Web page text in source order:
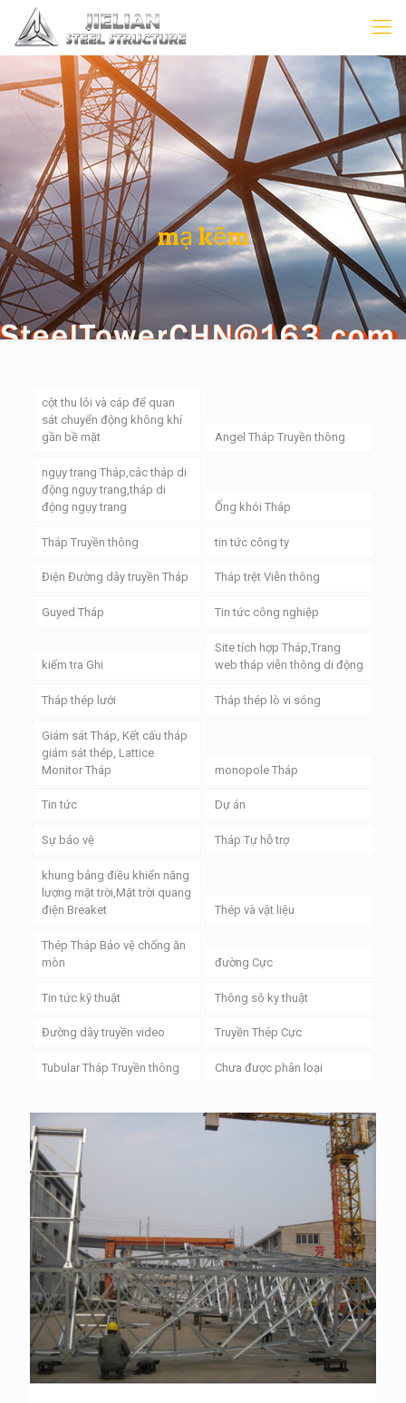
mạ kẽm
cột thu lôi và cáp để quan
sát chuyển động không khí
gần bề mặt
Angel Tháp Truyền thông
ngụy trang Tháp,các tháp di
động ngụy trang,tháp di
động ngụy trang
Ống khói Tháp
Tháp Truyền thông tin tức công ty
Điện Đường dây truyền Tháp Tháp trệt Viễn thông
Guyed Tháp Tin tức công nghiệp
kiểm tra Ghi
Site tích hợp Tháp,Trang
web tháp viễn thông di động
Tháp thép lưới Tháp thép lò vi sóng
Giám sát Tháp, Kết cấu tháp
giám sát thép, Lattice
Monitor Tháp
monopole Tháp
Tin tức Dự án
Sự bảo vệ Tháp Tự hỗ trợ
khung bảng điều khiển năng
lượng mặt trời,Mặt trời quang
điện Breaket
Thép và vật liệu
Thép Tháp Bảo vệ chống ăn
mòn
đường Cực
Tin tức kỹ thuật Thông sô ky thuật
Đường dây truyền video Truyền Thép Cực
Tubular Tháp Truyền thông Chưa được phân loại